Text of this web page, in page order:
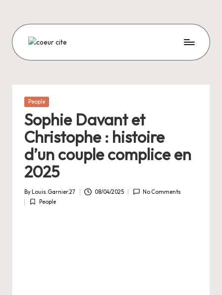
content
C
E
U
R
C
I
T
E
Posted
People
Sophie Davant et
Christophe : histoire
d’un couple complice en
2025
Posted
by
By Louis.Garnier.27 08/04/2025 No Comments
Posted
People